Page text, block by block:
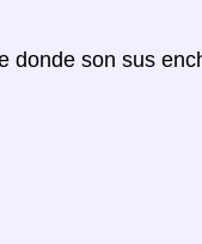
donde son sus